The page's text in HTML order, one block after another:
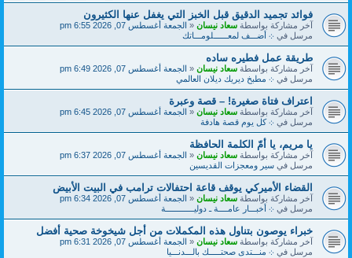
فوائد تجميد الدقيق قبل الخبز التي يغفل عنها الكثيرون
آخر مشاركة بواسطةسعاد نيسان«الجمعة أغسطس 07, 2026 6:55 pm
مرسل في܀ أضـــف لمعــــــلومـــاتك
طريقة عمل فطيره ساده
آخر مشاركة بواسطةسعاد نيسان«الجمعة أغسطس 07, 2026 6:49 pm
مرسل في܀ مطبخ ديريك ديلان العالمي
اعتراف فتاة صغيرة! – قصة وعبرة
آخر مشاركة بواسطةسعاد نيسان«الجمعة أغسطس 07, 2026 6:45 pm
مرسل في܀ كل يوم قصة هادفة
يا مريم، يا أمّ الكلمة الحافظة
آخر مشاركة بواسطةسعاد نيسان«الجمعة أغسطس 07, 2026 6:37 pm
مرسل فيسير ومعجزات القديسين
القضاء الأميركي يوقف قاعة احتفالات ترامب في البيت الأبيض
آخر مشاركة بواسطةسعاد نيسان«الجمعة أغسطس 07, 2026 6:34 pm
مرسل في܀ أخبـــار عامــــة ـ دوليــــــــــــة
خبراء يوصون بتناول هذه المكملات من أجل شيخوخة صحية أفضل
آخر مشاركة بواسطةسعاد نيسان«الجمعة أغسطس 07, 2026 6:31 pm
مرسل في܀ منـــتدى صحتـــــك بالـــدنـــيا